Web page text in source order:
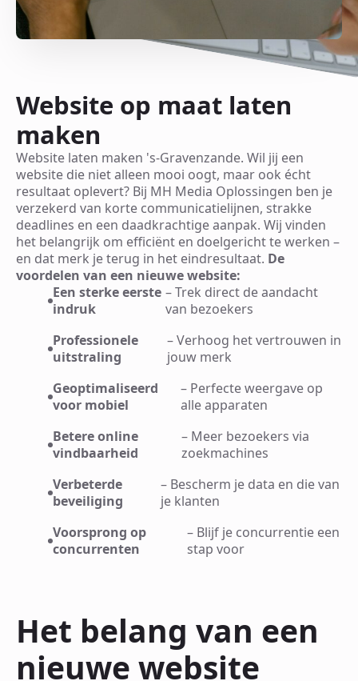
Website op maat laten
maken
Website laten maken 's-Gravenzande. Wil jij een
website die niet alleen mooi oogt, maar ook écht
resultaat oplevert? Bij MH Media Oplossingen ben je
verzekerd van korte communicatielijnen, strakke
deadlines en een daadkrachtige aanpak. Wij vinden
het belangrijk om efficiënt en doelgericht te werken –
en dat merk je terug in het eindresultaat. De
voordelen van een nieuwe website:
Een sterke eerste
indruk
– Trek direct de aandacht
van bezoekers
Professionele
uitstraling
– Verhoog het vertrouwen in
jouw merk
Geoptimaliseerd
voor mobiel
– Perfecte weergave op
alle apparaten
Betere online
vindbaarheid
– Meer bezoekers via
zoekmachines
Verbeterde
beveiliging
– Bescherm je data en die van
je klanten
Voorsprong op
concurrenten
– Blijf je concurrentie een
stap voor
Het belang van een
nieuwe website